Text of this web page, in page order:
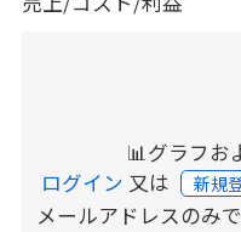
📊グラフお
ログイン 又は 新規
メールアドレスのみ